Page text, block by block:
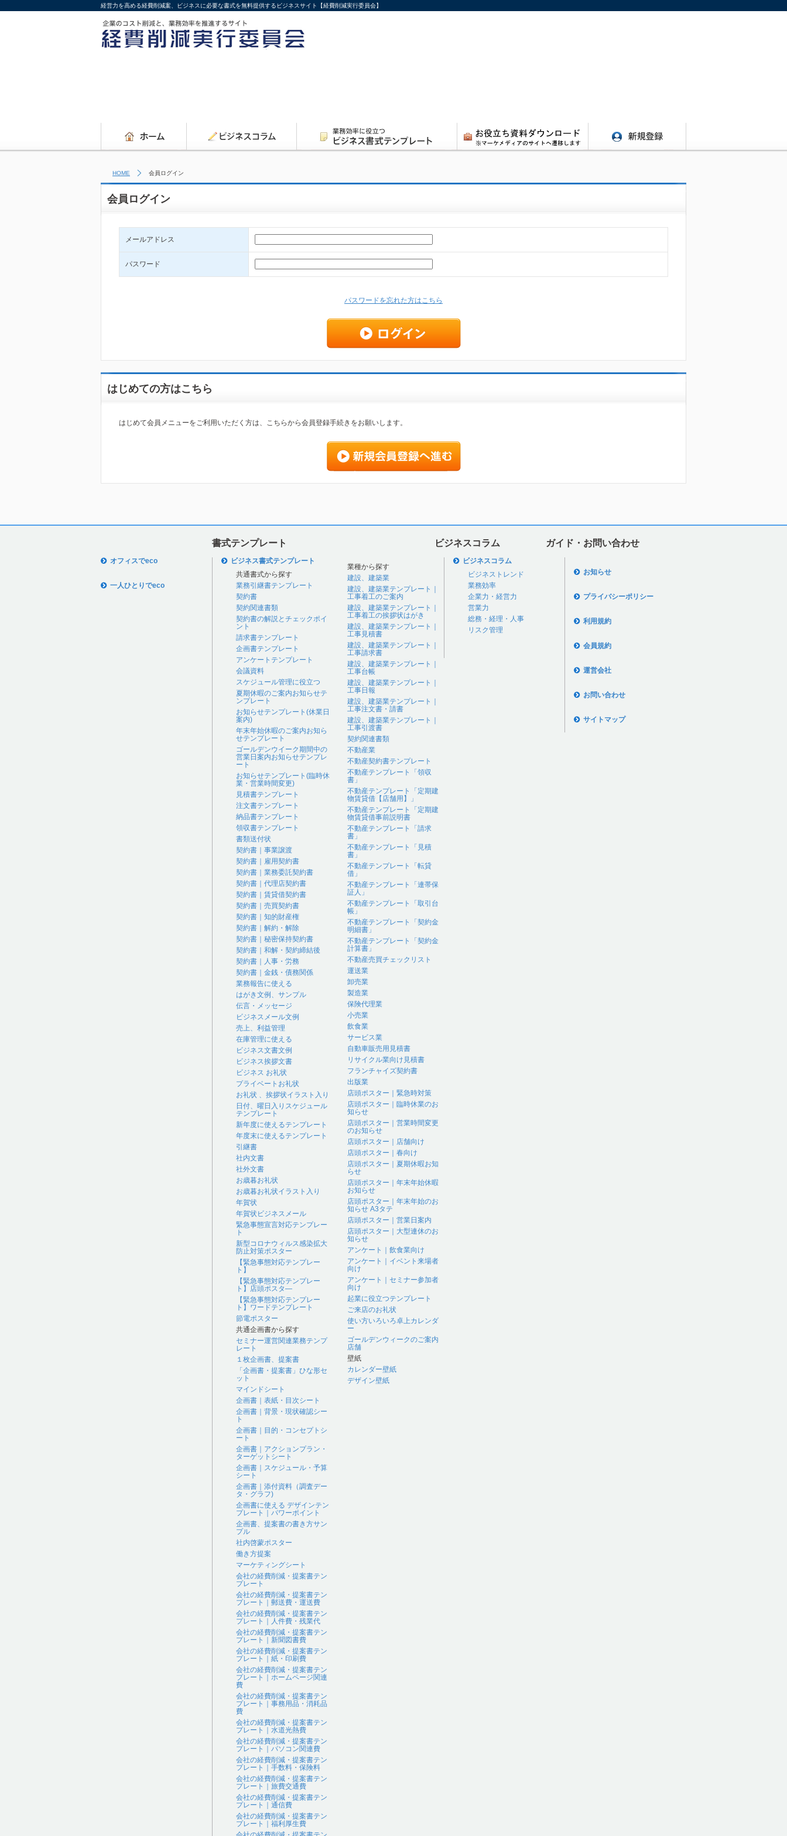
経営力を高める経費削減案、ビジネスに必要な書式を無料提供するビジネスサイト【経費削減実行委員会】
HOME 会員ログイン
会員ログイン
メールアドレス
パスワード
パスワードを忘れた方はこちら
はじめての方はこちら
はじめて会員メニューをご利用いただく方は、こちらから会員登録手続きをお願いします。
書式テンプレート ビジネスコラム ガイド・お問い合わせ
オフィスでeco
一人ひとりでeco
ビジネス書式テンプレート
共通書式から探す
業務引継書テンプレート
契約書
契約関連書類
契約書の解説とチェックポイ
ント
請求書テンプレート
企画書テンプレート
アンケートテンプレート
会議資料
スケジュール管理に役立つ
夏期休暇のご案内お知らせテ
ンプレート
お知らせテンプレート(休業日
案内)
年末年始休暇のご案内お知ら
せテンプレート
ゴールデンウイーク期間中の
営業日案内お知らせテンプレ
ート
お知らせテンプレート(臨時休
業・営業時間変更)
見積書テンプレート
注文書テンプレート
納品書テンプレート
領収書テンプレート
書類送付状
契約書｜事業譲渡
契約書｜雇用契約書
契約書｜業務委託契約書
契約書｜代理店契約書
契約書｜賃貸借契約書
契約書｜売買契約書
契約書｜知的財産権
契約書｜解約・解除
契約書｜秘密保持契約書
契約書｜和解・契約締結後
契約書｜人事・労務
契約書｜金銭・債務関係
業務報告に使える
はがき文例、サンプル
伝言・メッセージ
ビジネスメール文例
売上、利益管理
在庫管理に使える
ビジネス文書文例
ビジネス挨拶文書
ビジネス お礼状
プライベートお礼状
お礼状 、挨拶状イラスト入り
日付、曜日入りスケジュール
テンプレート
新年度に使えるテンプレート
年度末に使えるテンプレート
引継書
社内文書
社外文書
お歳暮お礼状
お歳暮お礼状イラスト入り
年賀状
年賀状ビジネスメール
緊急事態宣言対応テンプレー
ト
新型コロナウィルス感染拡大
防止対策ポスター
【緊急事態対応テンプレー
ト】
【緊急事態対応テンプレー
ト】店頭ポスタ―
【緊急事態対応テンプレー
ト】ワードテンプレート
節電ポスター
共通企画書から探す
セミナー運営関連業務テンプ
レート
１枚企画書、提案書
「企画書・提案書」ひな形セ
ット
マインドシート
企画書｜表紙・目次シート
企画書｜背景・現状確認シー
ト
企画書｜目的・コンセプトシ
ート
企画書｜アクションプラン・
ターゲットシート
企画書｜スケジュール・予算
シート
企画書｜添付資料（調査デー
タ・グラフ)
企画書に使える デザインテン
プレート｜パワーポイント
企画書、提案書の書き方サン
プル
社内啓蒙ポスター
働き方提案
マーケティングシート
会社の経費削減・提案書テン
プレート
会社の経費削減・提案書テン
プレート｜郵送費・運送費
会社の経費削減・提案書テン
プレート｜人件費・残業代
会社の経費削減・提案書テン
プレート｜新聞図書費
会社の経費削減・提案書テン
プレート｜紙・印刷費
会社の経費削減・提案書テン
プレート｜ホームページ関連
費
会社の経費削減・提案書テン
プレート｜事務用品・消耗品
費
会社の経費削減・提案書テン
プレート｜水道光熱費
会社の経費削減・提案書テン
プレート｜パソコン関連費
会社の経費削減・提案書テン
プレート｜手数料・保険料
会社の経費削減・提案書テン
プレート｜旅費交通費
会社の経費削減・提案書テン
プレート｜通信費
会社の経費削減・提案書テン
プレート｜福利厚生費
業種から探す
建設、建築業
建設、建築業テンプレート｜
工事着工のご案内
建設、建築業テンプレート｜
工事着工の挨拶状はがき
建設、建築業テンプレート｜
工事見積書
建設、建築業テンプレート｜
工事請求書
建設、建築業テンプレート｜
工事台帳
建設、建築業テンプレート｜
工事日報
建設、建築業テンプレート｜
工事注文書・請書
建設、建築業テンプレート｜
工事引渡書
契約関連書類
不動産業
不動産契約書テンプレート
不動産テンプレート「領収
書」
不動産テンプレート「定期建
物賃貸借【店舗用】」
不動産テンプレート「定期建
物賃貸借事前説明書
不動産テンプレート「請求
書」
不動産テンプレート「見積
書」
不動産テンプレート「転貸
借」
不動産テンプレート「連帯保
証人」
不動産テンプレート「取引台
帳」
不動産テンプレート「契約金
明細書」
不動産テンプレート「契約金
計算書」
不動産売買チェックリスト
運送業
卸売業
製造業
保険代理業
小売業
飲食業
サービス業
自動車販売用見積書
リサイクル業向け見積書
フランチャイズ契約書
出版業
店頭ポスター｜緊急時対策
店頭ポスター｜臨時休業のお
知らせ
店頭ポスター｜営業時間変更
のお知らせ
店頭ポスター｜店舗向け
店頭ポスター｜春向け
店頭ポスター｜夏期休暇お知
らせ
店頭ポスター｜年末年始休暇
お知らせ
店頭ポスター｜年末年始のお
知らせ A3タテ
店頭ポスター｜営業日案内
店頭ポスター｜大型連休のお
知らせ
アンケート｜飲食業向け
アンケート｜イベント来場者
向け
アンケート｜セミナー参加者
向け
起業に役立つテンプレート
ご来店のお礼状
使い方いろいろ卓上カレンダ
ー
ゴールデンウィークのご案内
店舗
壁紙
カレンダー壁紙
デザイン壁紙
ビジネスコラム
ビジネストレンド
業務効率
企業力・経営力
営業力
総務・経理・人事
リスク管理
お知らせ
プライバシーポリシー
利用規約
会員規約
運営会社
お問い合わせ
サイトマップ